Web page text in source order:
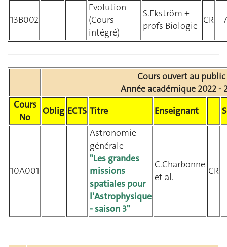
13B002
Evolution
(Cours
intégré)
S.Ekström +
profs Biologie CR
Cours ouvert au public
Année académique 2022 -
Cours
No
Oblig ECTS Titre Enseignant
10A001
Astronomie
générale
"Les grandes
missions
spatiales pour
l'Astrophysique
- saison 3"
C.Charbonne
et al.
CR